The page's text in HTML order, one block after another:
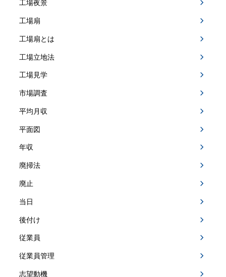
工場夜景
工場扇
工場扇とは
工場立地法
工場見学
市場調査
平均月収
平面図
年収
廃掃法
廃止
当日
後付け
従業員
従業員管理
志望動機